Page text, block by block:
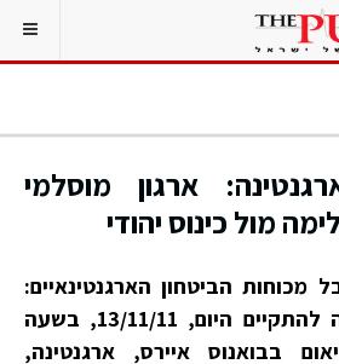
ארגון מוסלמי
מול כינוס יהודי
הביטחון הארגנטינאיים:
הפגנה המונית צפויה להתקיים היום, 13/11/11, בשעה
בבואנוס איירס, ארגנטינה,